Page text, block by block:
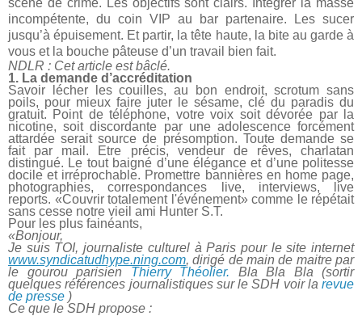
incompétente, du coin VIP au bar partenaire. Les sucer
jusqu’à épuisement. Et partir, la tête haute, la bite au garde à
vous et la bouche pâteuse d’un travail bien fait.
NDLR : Cet article est bâclé.
1. La demande d’accréditation
Savoir lécher les couilles, au bon endroit, scrotum sans
poils, pour mieux faire juter le sésame, clé du paradis du
gratuit. Point de téléphone, votre voix soit dévorée par la
nicotine, soit discordante par une adolescence forcément
attardée serait source de présomption. Toute demande se
fait par mail. Etre précis, vendeur de rêves, charlatan
distingué. Le tout baigné d’une élégance et d’une politesse
docile et irréprochable. Promettre bannières en home page,
photographies, correspondances live, interviews, live
reports. «Couvrir totalement l'événement» comme le répétait
sans cesse notre vieil ami Hunter S.T.
Pour les plus fainéants,
«Bonjour,
Je suis TOI, journaliste culturel à Paris pour le site internet
www.syndicatudhype.ning.com, dirigé de main de maitre par
le gourou parisien Thierry Théolier. Bla Bla Bla (sortir
quelques références journalistiques sur le SDH voir la revue
de presse )
Ce que le SDH propose :